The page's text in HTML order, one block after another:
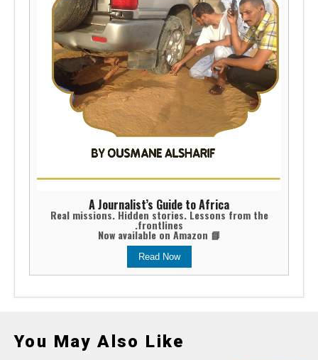
A Journalist’s Guide to Africa
Real missions. Hidden stories. Lessons from the
frontlines.
📘 Now available on Amazon
Read Now
You May Also Like